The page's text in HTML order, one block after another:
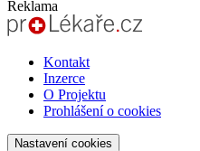
Reklama
Kontakt
Inzerce
O Projektu
Prohlášení o cookies
Nastavení cookies